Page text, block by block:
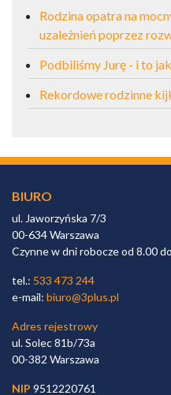
Rodzina opatra na
uzależnień poprzez
Podbiliśmy Jurę - i to
Rekordowe rodzinne
BIURO
ul. Jaworzyńska 7/3
00-634 Warszawa
Czynne w dni robocze od 8.00
tel.: 533 473 244
e-mail: biuro@3plus.pl
Adres rejestrowy
ul. Solec 81b/73a
00-382 Warszawa
NIP 9512220761